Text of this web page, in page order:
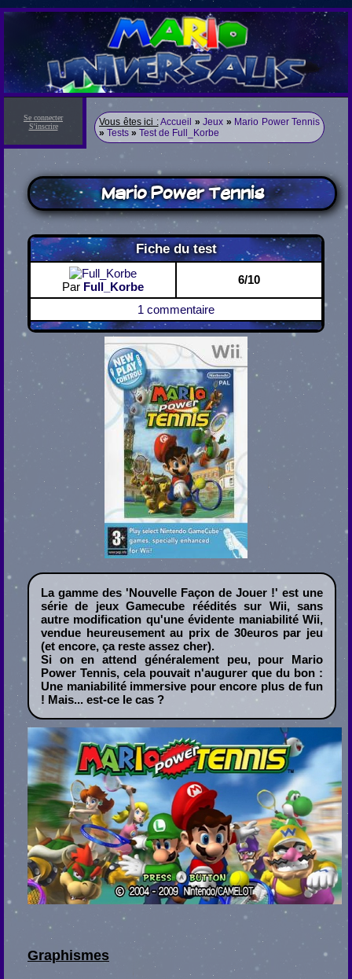
Se connecter
S'inscrire
Vous êtes ici :Accueil » Jeux » Mario Power Tennis
» Tests » Test de Full_Korbe
Mario Power Tennis
Fiche du test
Par Full_Korbe
6/10
1 commentaire
La gamme des 'Nouvelle Façon de Jouer !' est une
série de jeux Gamecube réédités sur Wii, sans
autre modification qu'une évidente maniabilité Wii,
vendue heureusement au prix de 30euros par jeu
(et encore, ça reste assez cher).
Si on en attend généralement peu, pour Mario
Power Tennis, cela pouvait n'augurer que du bon :
Une maniabilité immersive pour encore plus de fun
! Mais... est-ce le cas ?
Graphismes